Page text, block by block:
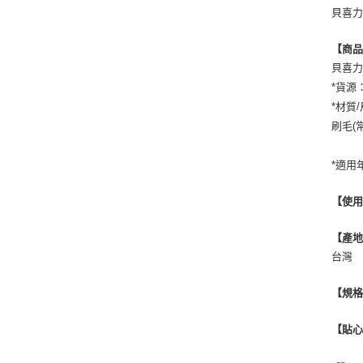
貝喜
【商
貝喜
*貨源
*材質/
刷毛(
*適用
【使
【產
台灣
【規
【貼